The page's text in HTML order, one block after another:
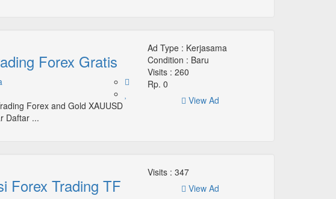
Forex Gratis
Forex and Gold XAUUSD
Daftar ...
Ad Type : Kerjasama
Condition : Baru
Visits : 260
Rp. 0
View Ad
Forex Trading TF
Visits : 347
View Ad